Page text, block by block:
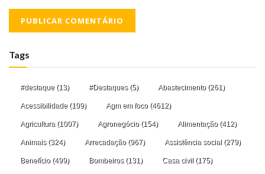
Tags
#destaque (13) #Destaques(5) Abastecimento(261)
Acessibilidade (109) Agm em foco(4612)
Agricultura (1007) Agronegócio(154) Alimentação(412)
Animais(324) Arrecadação(967) Assistência social (279)
Benefício(499) Bombeiros(131) Casa civil (175)